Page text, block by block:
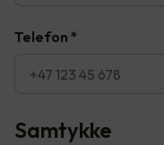
Telefon *
Samtykke